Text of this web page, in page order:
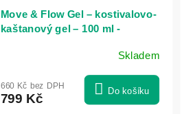
Move & Flow Gel – kostivalovo-
kaštanový gel – 100 ml -
Skladem
660 Kč bez DPH
799 Kč Do košíku